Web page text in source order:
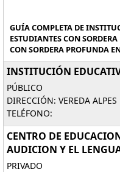
GUÍA COMPLETA DE
ESTUDIANTES CON
CON SORDERA PROFUNDA
INSTITUCIÓN
PÚBLICO
DIRECCIÓN: VEREDA
TELÉFONO:
CENTRO DE
AUDICION Y EL
PRIVADO